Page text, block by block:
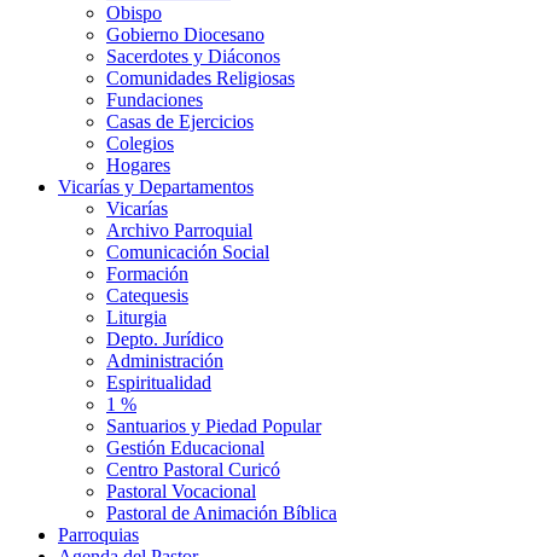
Obispo
Gobierno Diocesano
Sacerdotes y Diáconos
Comunidades Religiosas
Fundaciones
Casas de Ejercicios
Colegios
Hogares
Vicarías y Departamentos
Vicarías
Archivo Parroquial
Comunicación Social
Formación
Catequesis
Liturgia
Depto. Jurídico
Administración
Espiritualidad
1 %
Santuarios y Piedad Popular
Gestión Educacional
Centro Pastoral Curicó
Pastoral Vocacional
Pastoral de Animación Bíblica
Parroquias